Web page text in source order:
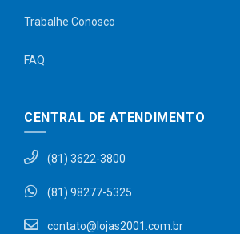
Trabalhe Conosco
FAQ
CENTRAL DE ATENDIMENTO
(81) 3622-3800
(81) 98277-5325
contato@lojas2001.com.br